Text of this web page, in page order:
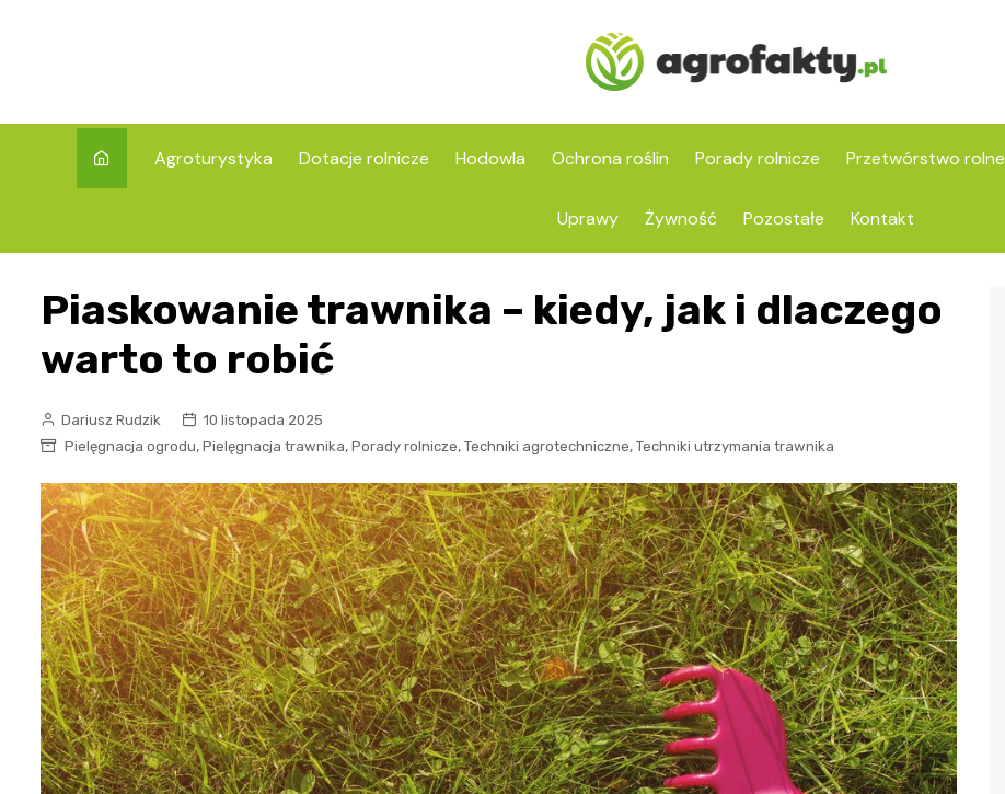
Agroturystyka Dotacje rolnicze Hodowla Ochrona roślin Porady rolnicze Przetwórstwo rolne
Uprawy Żywność Pozostałe Kontakt
Piaskowanie trawnika – kiedy, jak i dlaczego
warto to robić
Dariusz Rudzik
10 listopada 2025
Pielęgnacja ogrodu, Pielęgnacja trawnika, Porady rolnicze, Techniki agrotechniczne, Techniki utrzymania trawnika